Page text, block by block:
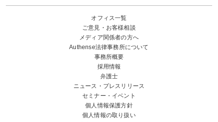
オフィス一覧
ご意見・お客様相談
メディア関係者の方へ
Authense法律事務所について
事務所概要
採用情報
弁護士
ニュース・プレスリリース
セミナー・イベント
個人情報保護方針
個人情報の取り扱い